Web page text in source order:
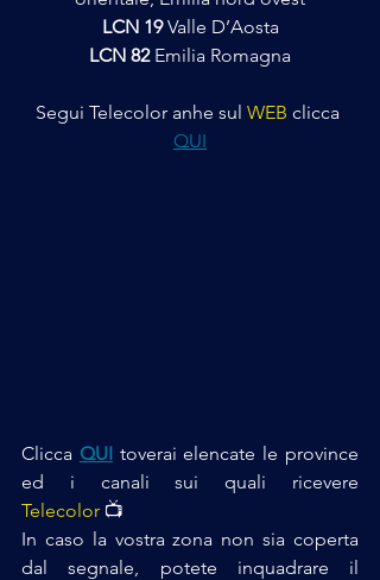
LCN 19 Valle D’Aosta
LCN 82 Emilia Romagna
Segui Telecolor anhe sul WEB clicca
QUI
Clicca QUI toverai elencate le province
Telecolor 📺
In caso la vostra zona non sia coperta
dal segnale, potete inquadrare il